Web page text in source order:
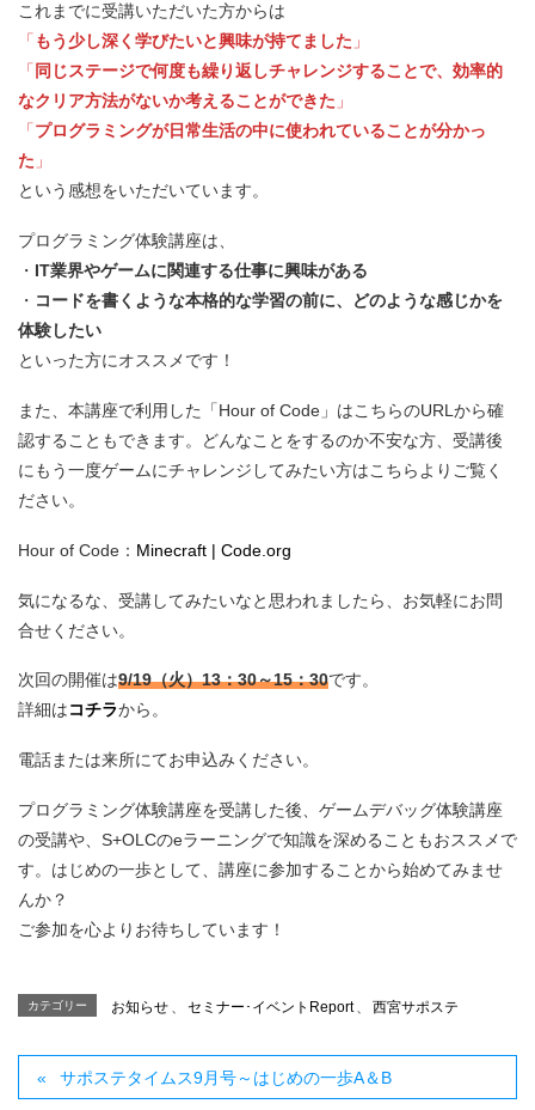
これまでに受講いただいた方からは
「 もう少し深く学びたいと興味が持てました 」
「 同じステージで何度も繰り返しチャレンジすることで、効率的
なクリア方法がないか考えることができた 」
「プログラミングが日常生活の中に使われていることが分かっ
た 」
という感想をいただいています。
プログラミング体験講座は、
・ IT業界やゲームに関連する仕事に興味がある
・ コードを書くような本格的な学習の前に、どのような感じかを
体験したい
といった方にオススメです！
また、本講座で利用した「Hour of Code」はこちらのURLから確
認することもできます。どんなことをするのか不安な方、受講後
にもう一度ゲームにチャレンジしてみたい方はこちらよりご覧く
ださい。
Hour of Code： Minecraft | Code.org
気になるな、受講してみたいなと思われましたら、お気軽にお問
合せください。
次回の開催は9/19（火）13：30～15：30です。
詳細はコチラから。
電話または来所にてお申込みください。
プログラミング体験講座を受講した後、ゲームデバッグ体験講座
の受講や、S+OLCのeラーニングで知識を深めることもおススメで
す。はじめの一歩として、講座に参加することから始めてみませ
んか？
ご参加を心よりお待ちしています！
カテゴリー お知らせ 、 セミナー･イベントReport 、 西宮サポステ
サポステタイムス9月号～はじめの一歩A＆B